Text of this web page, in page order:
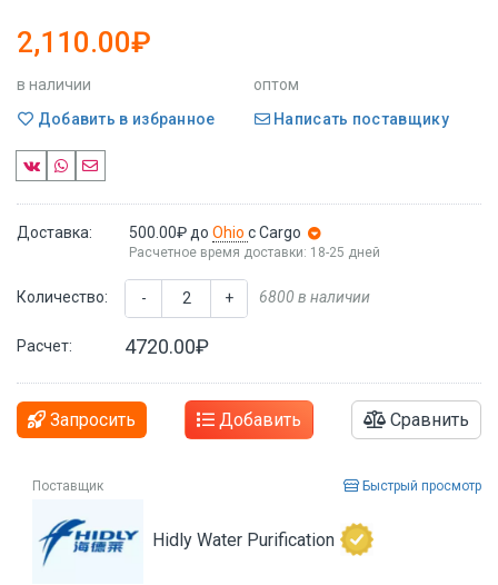
2,110.00₽
в наличии
оптом
Добавить в избранное
Написать поставщику
Доставка: 500.00₽ до Ohio с Cargo
Расчетное время доставки: 18-25 дней
Количество: - + 6800 в наличии
Расчет: 4720.00₽
Запросить Добавить Сравнить
Поставщик Быстрый просмотр
Hidly Water Purification